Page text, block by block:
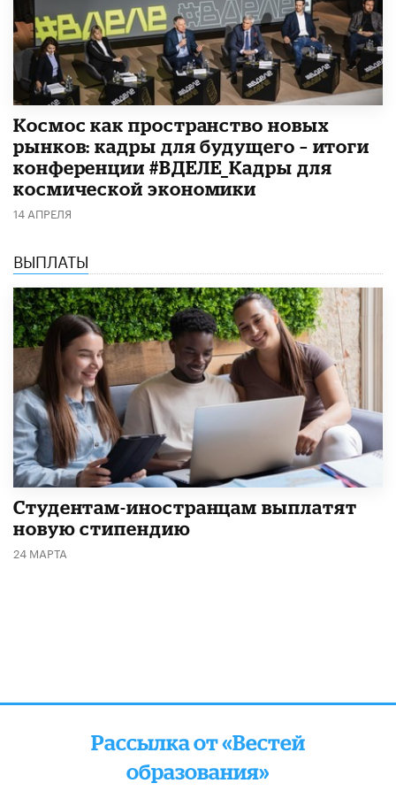
Космос как пространство новых
рынков: кадры для будущего – итоги
конференции #ВДЕЛЕ_Кадры для
космической экономики
14 АПРЕЛЯ
ВЫПЛАТЫ
Студентам-иностранцам выплатят
новую стипендию
24 МАРТА
Рассылка от «Вестей
образования»